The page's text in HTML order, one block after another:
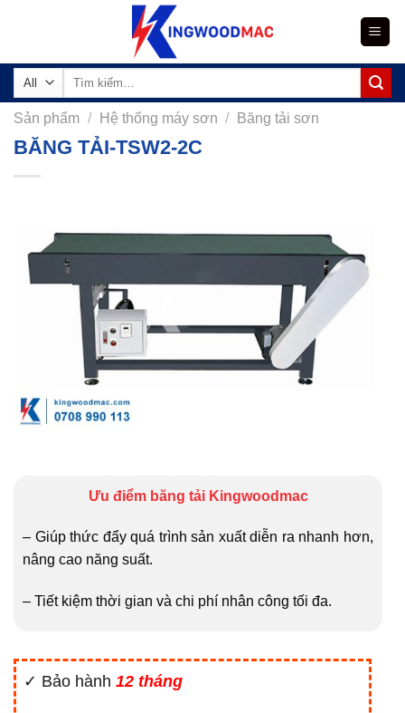
Tìm
Sản phẩm / Hệ thống máy sơn / Băng tải sơn
BĂNG TẢI-TSW2-2C
Ưu điểm băng tải Kingwoodmac
– Giúp thức đẩy quá trình sản xuất diễn ra nhanh hơn,
nâng cao năng suất.
– Tiết kiệm thời gian và chi phí nhân công tối đa.
✓ Bảo hành 12 tháng